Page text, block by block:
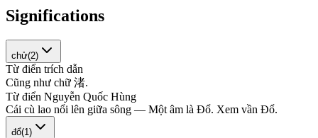
Significations
chử(2)
Từ điển trích dẫn
Cũng như chữ 渚.
Từ điển Nguyễn Quốc Hùng
Cái cù lao nổi lên giữa sông — Một âm là Đổ. Xem vần Đổ.
đổ(1 )